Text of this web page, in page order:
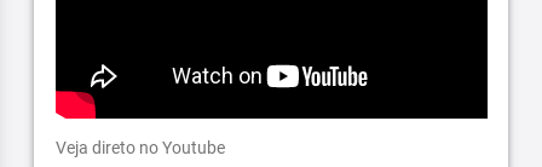
Veja direto no Youtube